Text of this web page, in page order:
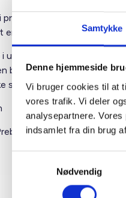
Samtykke
Denne hjemmeside
Vi bruger cookies til at
vores trafik. Vi deler
analysepartnere.
indsamlet fra din brug
Nødvendig
prækvalifikationsfasen
entreprenøren ”her og nu”
i udbudsmaterialet
betingede
stilles i stand-still-
Mathiesen